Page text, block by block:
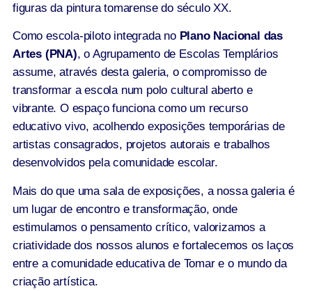
figuras da pintura tomarense do século XX.
Como escola-piloto integrada no Plano Nacional das
Artes (PNA), o Agrupamento de Escolas Templários
assume, através desta galeria, o compromisso de
transformar a escola num polo cultural aberto e
vibrante. O espaço funciona como um recurso
educativo vivo, acolhendo exposições temporárias de
artistas consagrados, projetos autorais e trabalhos
desenvolvidos pela comunidade escolar.
Mais do que uma sala de exposições, a nossa galeria é
um lugar de encontro e transformação, onde
estimulamos o pensamento crítico, valorizamos a
criatividade dos nossos alunos e fortalecemos os laços
entre a comunidade educativa de Tomar e o mundo da
criação artística.